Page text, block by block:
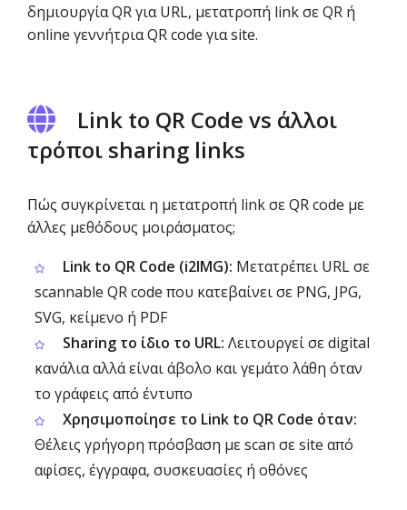
δημιουργία QR για URL, μετατροπή link σε QR ή
online γεννήτρια QR code για site.
Link to QR Code vs άλλοι
τρόποι sharing links
Πώς συγκρίνεται η μετατροπή link σε QR code με
άλλες μεθόδους μοιράσματος;
Link to QR Code (i2IMG): Μετατρέπει URL σε
scannable QR code που κατεβαίνει σε PNG, JPG,
SVG, κείμενο ή PDF
Sharing το ίδιο το URL: Λειτουργεί σε digital
κανάλια αλλά είναι άβολο και γεμάτο λάθη όταν
το γράφεις από έντυπο
Χρησιμοποίησε το Link to QR Code όταν:
Θέλεις γρήγορη πρόσβαση με scan σε site από
αφίσες, έγγραφα, συσκευασίες ή οθόνες